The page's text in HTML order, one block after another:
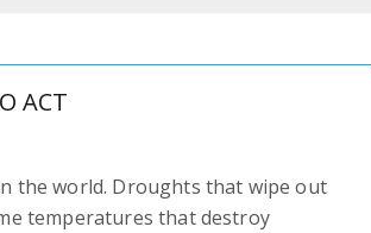
ACT
the world. Droughts that wipe out
temperatures that destroy